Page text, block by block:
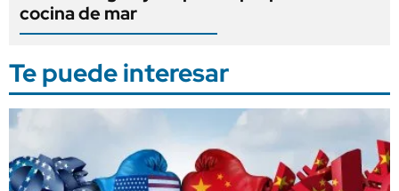
cocina de mar
Te puede interesar